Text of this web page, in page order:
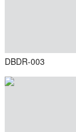
DBDR-003